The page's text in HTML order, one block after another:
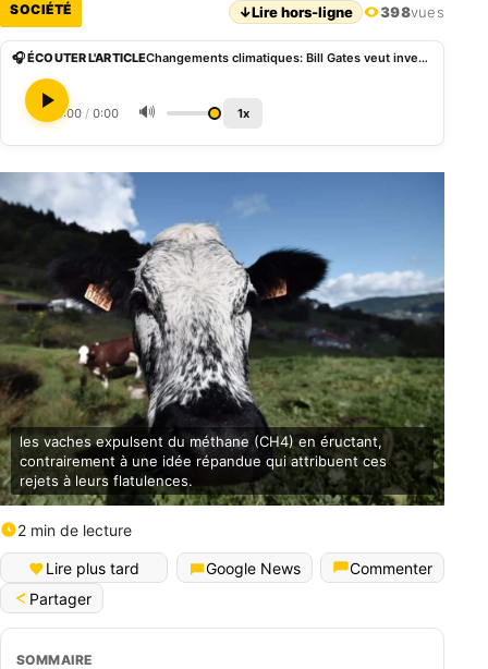
SOCIÉTÉ ↓Lire hors-ligne 398vues
🎧 ÉCOUTER L'ARTICLE Changements climatiques: Bill Gates veut investir dans lesà€¦ rots de vaches
0:00 / 0:00 🔊 1x
les vaches expulsent du méthane (CH4) en éructant,
contrairement à une idée répandue qui attribuent ces
rejets à leurs flatulences.
2 min de lecture
Lire plus tard Google News
Commenter
Partager
SOMMAIRE